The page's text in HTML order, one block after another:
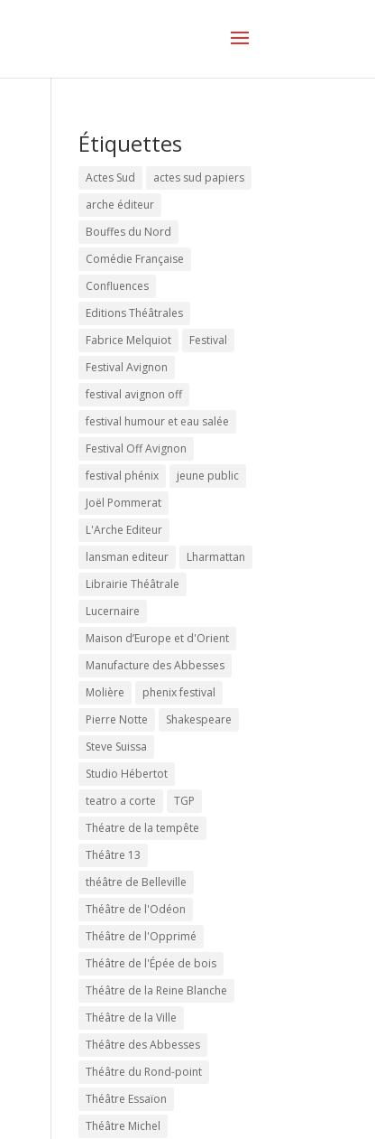
Étiquettes
Actes Sud
actes sud papiers
arche éditeur
Bouffes du Nord
Comédie Française
Confluences
Editions Théâtrales
Fabrice Melquiot
Festival
Festival Avignon
festival avignon off
festival humour et eau salée
Festival Off Avignon
festival phénix
jeune public
Joël Pommerat
L'Arche Editeur
lansman editeur
Lharmattan
Librairie Théâtrale
Lucernaire
Maison d’Europe et d'Orient
Manufacture des Abbesses
Molière
phenix festival
Pierre Notte
Shakespeare
Steve Suissa
Studio Hébertot
teatro a corte
TGP
Théatre de la tempête
Théâtre 13
théâtre de Belleville
Théâtre de l'Odéon
Théâtre de l'Opprimé
Théâtre de l'Épée de bois
Théâtre de la Reine Blanche
Théâtre de la Ville
Théâtre des Abbesses
Théâtre du Rond-point
Théâtre Essaïon
Théâtre Michel